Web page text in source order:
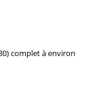
complet à environ